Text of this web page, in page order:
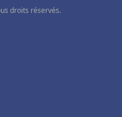
droits réservés.